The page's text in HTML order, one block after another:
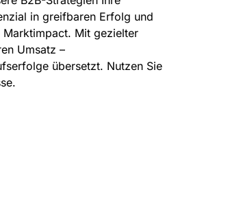
in greifbaren Erfolg und
Marktimpact. Mit gezielter
Umsatz –
übersetzt. Nutzen Sie